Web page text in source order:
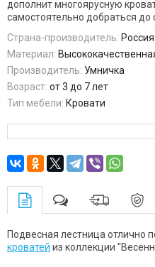
дополнит многоярусную
самостоятельно добраться до
Страна-производитель: Россия
Материал:
Производитель: Умничка
Возраст: от 3 до 7 лет
Тип мебели: Кровати
Подвесная лестница отлично
кроватей из коллекции